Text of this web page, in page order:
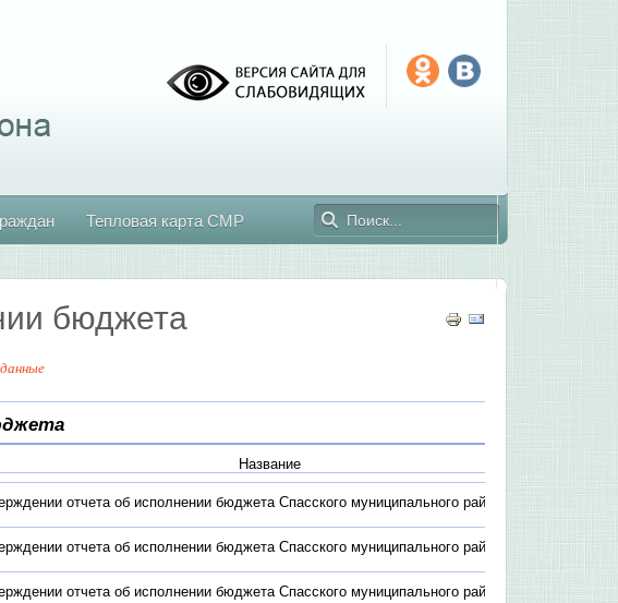
Тепловая карта СМР
бюджета
Название
отчета об исполнении бюджета Спасского муниципального района за 2013
отчета об исполнении бюджета Спасского муниципального района за 2014
отчета об исполнении бюджета Спасского муниципального района за 2015